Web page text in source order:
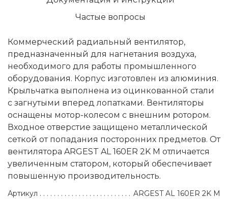
Частые вопросы
Коммерческий радиальный вентилятор,
предназначенный для нагнетания воздуха,
необходимого для работы промышленного
оборудования. Корпус изготовлен из алюминия.
Крыльчатка выполнена из оцинкованной стали
с загнутыми вперед лопатками. Вентиляторы
оснащены мотор-колесом с внешним ротором.
Входное отверстие защищено металлической
сеткой от попадания посторонних предметов. От
вентилятора ARGEST AL 160ER 2K M отличается
увеличенным статором, который обеспечивает
повышенную производительность.
Артикул
ARGEST AL 160ER 2K M